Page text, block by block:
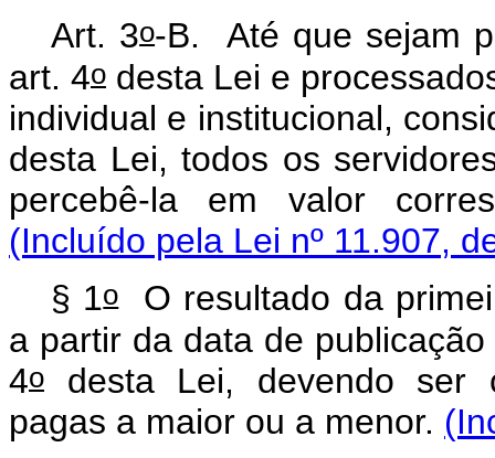
Art. 3o-B.Até que sejam
art. 4o desta Lei e
individual e institucional,
desta Lei, todos os
percebê-la em valor
(Incluído pela Lei nº 11.907,
§ 1oO resultado da
a partir da data de
4o desta Lei, devendo ser
pagas a maior ou a menor.